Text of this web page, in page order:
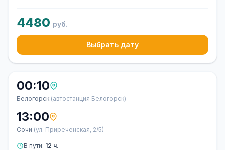
4480 руб.
Выбрать дату
00:10
Белогорск (автостанция Белогорск)
13:00
Сочи (ул. Приреченская, 2/5)
В пути: 12 ч.